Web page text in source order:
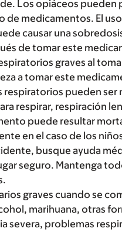
Los opiáceos pueden
de medicamentos. El
causar una
de tomar este
graves al
a tomar este
pueden ser
respirar, respiración
puede resultar
en el caso de los
busque ayuda
seguro. Mantenga
graves cuando se
marihuana, otras
severa, problemas